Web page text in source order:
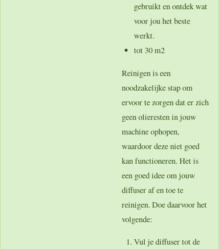
gebruikt en ontdek wat
voor jou het beste
werkt.
tot 30 m2
Reinigen is een
noodzakelijke stap om
ervoor te zorgen dat er zich
geen olieresten in jouw
machine ophopen,
waardoor deze niet goed
kan functioneren. Het is
een goed idee om jouw
diffuser af en toe te
reinigen. Doe daarvoor het
volgende:
Vul je diffuser tot de